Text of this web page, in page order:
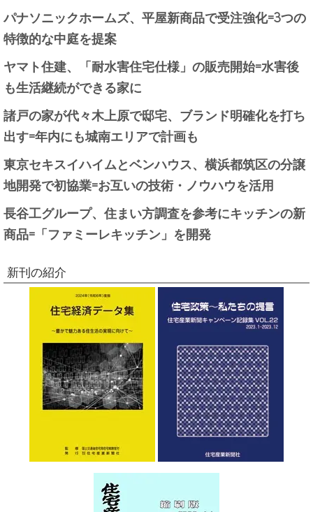
パナソニックホームズ、平屋新商品で受注強化=3つの
特徴的な中庭を提案
ヤマト住建、「耐水害住宅仕様」の販売開始=水害後
も生活継続ができる家に
諸戸の家が代々木上原で邸宅、ブランド明確化を打ち
出す=年内にも城南エリアで計画も
東京セキスイハイムとベンハウス、横浜都筑区の分譲
地開発で初協業=お互いの技術・ノウハウを活用
長谷工グループ、住まい方調査を参考にキッチンの新
商品=「ファミーレキッチン」を開発
新刊の紹介